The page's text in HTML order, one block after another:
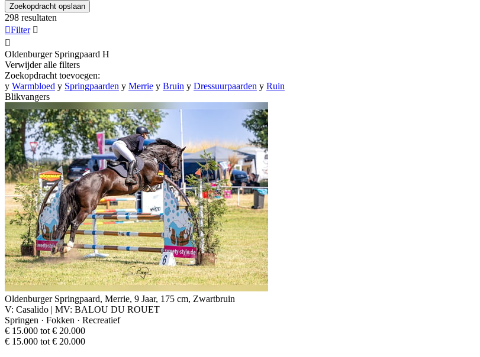
Zoekopdracht opslaan
298 resultaten
Filter 

Oldenburger Springpaard H
Verwijder alle filters
Zoekopdracht toevoegen:
y Warmbloed y Springpaarden y Merrie y Bruin y Dressuurpaarden y Ruin
Blikvangers
Oldenburger Springpaard, Merrie, 9 Jaar, 175 cm, Zwartbruin
V: Casalido | MV: BALOU DU ROUET
Springen · Fokken · Recreatief
€ 15.000 tot € 20.000
€ 15.000 tot € 20.000